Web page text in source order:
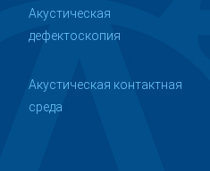
Акустическая
дефектоскопия
Акустическая контактная
среда